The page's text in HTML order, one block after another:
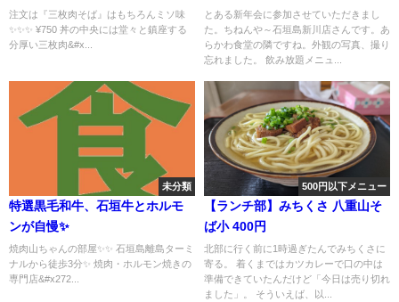
2号店✨
注文は『三枚肉そば』はもちろんミソ味
✨✨✨ ¥750 丼の中央には堂々と鎮座する
分厚い三枚肉&#x...
とある新年会に参加させていただきまし
た。ちねんや～石垣島新川店さんです。あ
らかわ食堂の隣ですね。外観の写真、撮り
忘れました。 飲み放題メニュ...
未分類
特選黒毛和牛、石垣牛とホルモ
ンが自慢✨
焼肉山ちゃんの部屋✨✨ 石垣島離島ターミ
ナルから徒歩3分✨ 焼肉・ホルモン焼きの
専門店&#x272...
500円以下メニュー
【ランチ部】みちくさ 八重山そ
ば小 400円
北部に行く前に1時過ぎたんでみちくさに
寄る。 着くまではカツカレーで口の中は
準備できていたんだけど「今日は売り切れ
ました」。 そういえば、以...